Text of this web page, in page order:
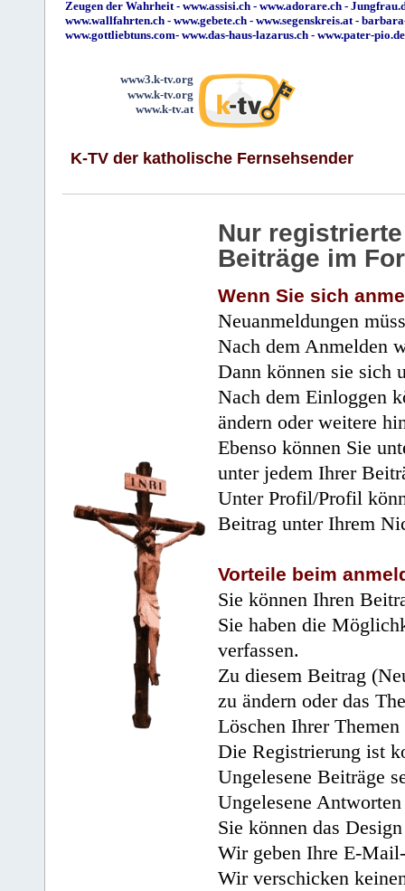
Zeugen der Wahrheit- www.assisi.ch - www.adorare.ch -
www.wallfahrten.ch - www.gebete.ch - www.segenskreis.at-
www.gottliebtuns.com- www.das-haus-lazarus.ch - www.pater-pio.de
www3.k-tv.org
www.k-tv.org
www.k-tv.at
K-TV der katholische Fernsehsender
Nur
Beiträge im
Wenn Sie sich
Neuanmeldungen
Nach dem Anmelden
Dann können sie sich
Nach dem Einloggen
ändern oder weitere
Ebenso können Sie
unter jedem Ihrer
Unter Profil/Profil
Beitrag unter Ihrem
Vorteile beim
Sie können Ihren
Sie haben die
verfassen.
Zu diesem Beitrag
zu ändern oder das
Löschen Ihrer
Die Registrierung ist
Ungelesene Beiträge
Ungelesene
Sie können das
Wir geben Ihre E-
Wir verschicken